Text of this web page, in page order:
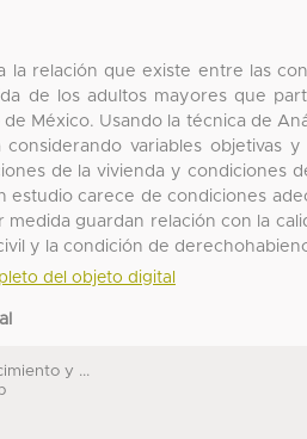
la relación que existe entre las
de los adultos mayores que
México. Usando la técnica de
variables objetivas
de la vivienda y condiciones
estudio carece de condiciones
guardan relación con la
y la condición de
del objeto digital
y ...